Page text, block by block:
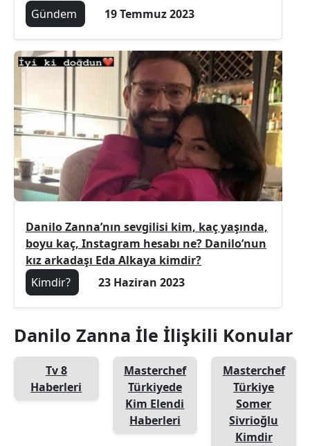
Gündem
19 Temmuz 2023
Danilo Zanna’nın sevgilisi kim, kaç yaşında,
boyu kaç, Instagram hesabı ne? Danilo’nun
kız arkadaşı Eda Alkaya kimdir?
Kimdir?
23 Haziran 2023
Danilo Zanna İle İlişkili Konular
Tv 8
Haberleri
Masterchef
Türkiyede
Kim Elendi
Haberleri
Masterchef
Türkiye
Somer
Sivrioğlu
Kimdir